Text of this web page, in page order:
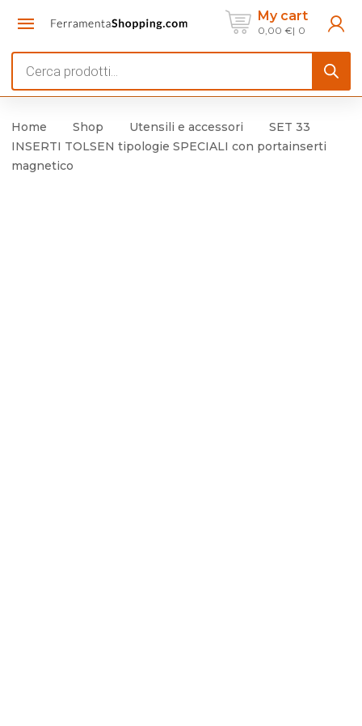
My cart
0,00 € 0
search
Home Shop Utensili e accessori
SET 33
INSERTI TOLSEN tipologie SPECIALI con portainserti
magnetico